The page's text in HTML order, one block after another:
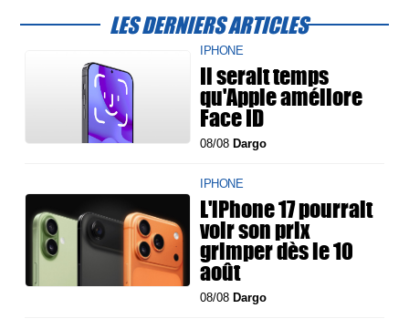
LES DERNIERS ARTICLES
IPHONE
Il serait temps
qu'Apple améliore
Face ID
08/08Dargo
IPHONE
L'iPhone 17 pourrait
voir son prix
grimper dès le 10
août
08/08Dargo